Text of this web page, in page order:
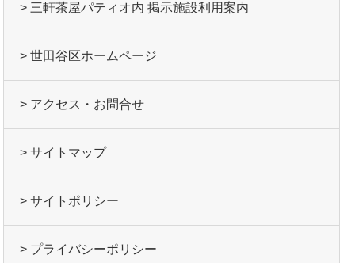
> 三軒茶屋パティオ内 掲示施設利用案内
> 世田谷区ホームページ
> アクセス・お問合せ
> サイトマップ
> サイトポリシー
> プライバシーポリシー